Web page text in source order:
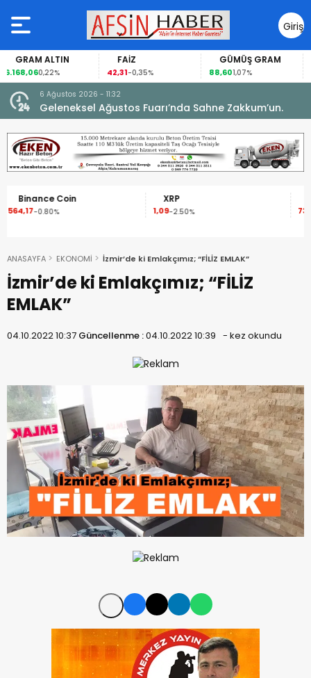
Giriş
Yap
FAİZ
42,31
GÜMÜŞ GRAM
88,60
BITCOIN
63.760,00 -0,55%
yeni
6 Ağustos 2026 - 11:32
Geleneksel Ağustos Fuarı’nda Sahne Zakkum’un.
XRP
1,09
ANASAYFA EKONOMİ İzmir’de ki Emlakçımız; “FİLİZ EMLAK”
İzmir’de ki Emlakçımız; “FİLİZ
EMLAK”
04.10.2022 10:37 Güncellenme :04.10.2022 10:39 - kez okundu